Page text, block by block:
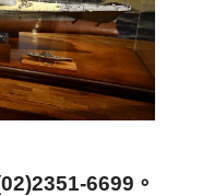
6699。